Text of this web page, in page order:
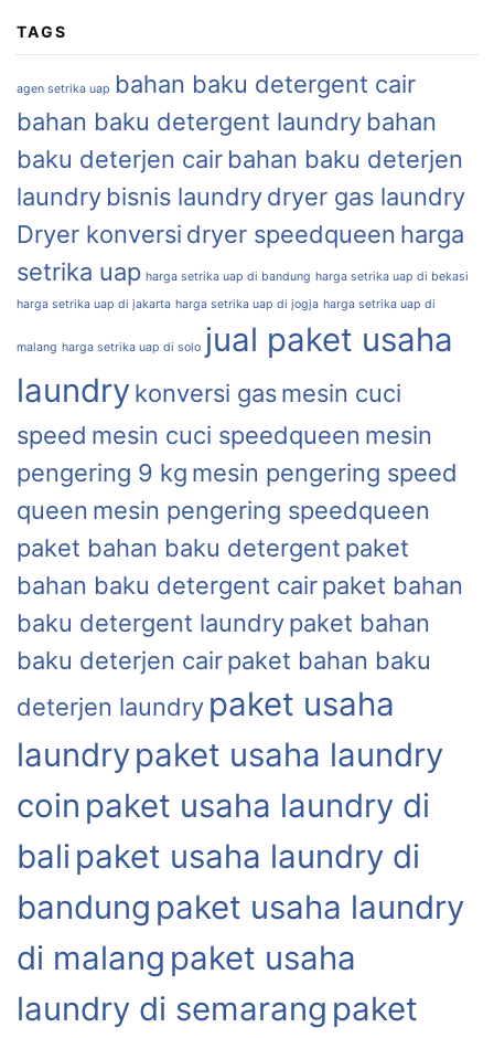
TAGS
agen setrika uap bahan baku detergent cair
bahan baku detergent laundry bahan
baku deterjen cair bahan baku deterjen
laundry bisnis laundrydryer gas laundry
Dryer konversi dryer speedqueen harga
setrika uap harga setrika uap di bandung harga setrika uap di bekasi
harga setrika uap di jakarta harga setrika uap di jogja harga setrika uap di
malang harga setrika uap di solo jual paket usaha
laundrykonversi gasmesin cuci
speed mesin cuci speedqueen mesin
pengering 9 kg mesin pengering speed
queen mesin pengering speedqueen
paket bahan baku detergent paket
bahan baku detergent cairpaket bahan
baku detergent laundrypaket bahan
baku deterjen cairpaket bahan baku
deterjen laundry paket usaha
laundrypaket usaha laundry
coin paket usaha laundry di
bali paket usaha laundry di
bandung paket usaha laundry
di malang paket usaha
laundry di semarang paket